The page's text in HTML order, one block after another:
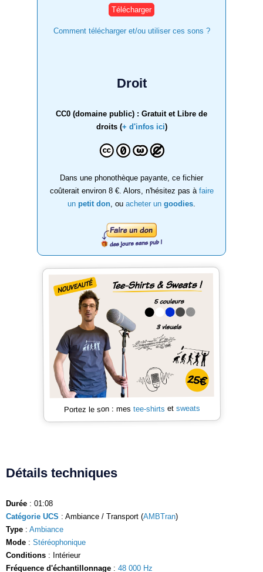
Comment télécharger et/ou utiliser ces sons ?
Droit
CC0 (domaine public) : Gratuit et Libre de
droits (+ d'infos ici)
Dans une phonothèque payante, ce fichier
coûterait environ 8 €. Alors, n'hésitez pas à faire
un petit don , ou acheter un goodies
Portez le son : mes tee-shirts et sweats
Détails techniques
Durée : 01:08
Catégorie UCS : Ambiance / Transport (AMBTran)
Type : Ambiance
Mode : Stéréophonique
Conditions : Intérieur
Fréquence d'échantillonnage : 48 000 Hz